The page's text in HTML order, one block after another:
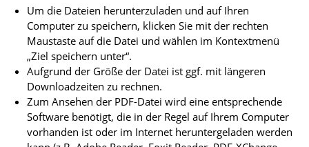
Um die Dateien herunterzuladen und auf Ihren
Computer zu speichern, klicken Sie mit der rechten
Maustaste auf die Datei und wählen im Kontextmenü
„Ziel speichern unter“.
Aufgrund der Größe der Datei ist ggf. mit längeren
Downloadzeiten zu rechnen.
Zum Ansehen der PDF-Datei wird eine entsprechende
Software benötigt, die in der Regel auf Ihrem Computer
vorhanden ist oder im Internet heruntergeladen werden